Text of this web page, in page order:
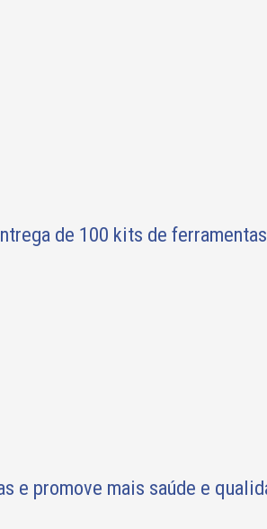
de 100 kits de
e promove mais saúde e